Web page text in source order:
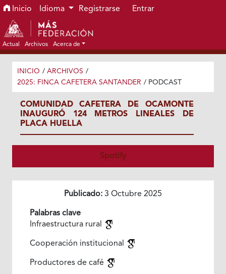
Ir al menú de navegación principal
Ir al contenido principal
Ir al pie de página del sitio
Inicio Idioma Registrarse Entrar
Actual Archivos Acerca de
INICIO / ARCHIVOS /
2025: FINCA CAFETERA SANTANDER / PODCAST
COMUNIDAD CAFETERA DE OCAMONTE
INAUGURÓ 124 METROS LINEALES DE
PLACA HUELLA
Spotify
Publicado: 3 Octubre 2025
Palabras clave
Infraestructura rural
Cooperación institucional
Productores de café